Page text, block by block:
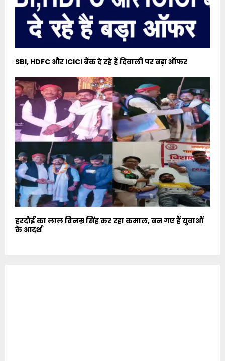
SBI, HDFC और ICICI बैंक दे रहे हैं दिवाली पर बड़ा ऑफर
हरदोई का लाल विनम्र सिंह कर रहा कमाल, बन गए हैं युवाओं
के आदर्श